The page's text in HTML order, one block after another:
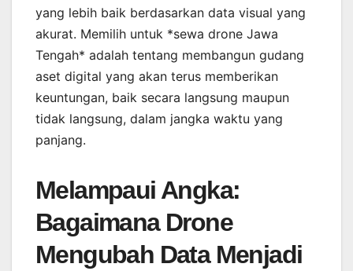
yang lebih baik berdasarkan data visual yang
akurat. Memilih untuk *sewa drone Jawa
Tengah* adalah tentang membangun gudang
aset digital yang akan terus memberikan
keuntungan, baik secara langsung maupun
tidak langsung, dalam jangka waktu yang
panjang.
Melampaui Angka:
Bagaimana Drone
Mengubah Data Menjadi